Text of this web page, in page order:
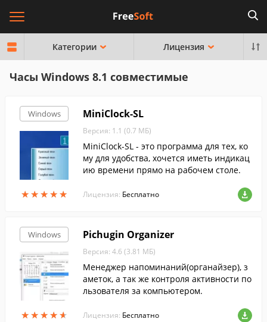
Категории Лицензия
Часы Windows 8.1 совместимые
Windows
★★★★★
★★★★★
MiniClock-SL
Версия: 1.1 (0.7 МБ)
MiniClock-SL - это программа для тех, ко
му для удобства, хочется иметь индикац
ию времени прямо на рабочем столе.
Лицензия: Бесплатно
Windows
★★★★★
★★★★★
Pichugin Organizer
Версия: 4.6 (3.81 МБ)
Менеджер напоминаний(органайзер), з
аметок, а так же контроля активности по
льзователя за компьютером.
Лицензия: Бесплатно